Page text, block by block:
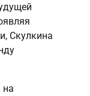
Скулкина
на